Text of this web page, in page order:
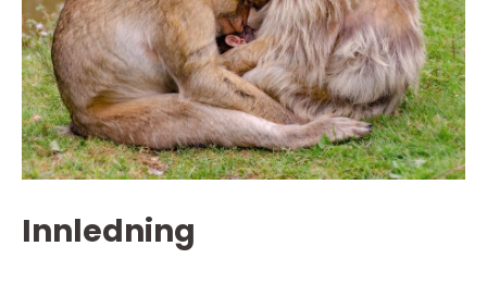
Innledning